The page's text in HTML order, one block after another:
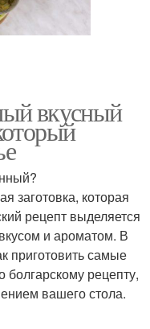
вкусный
заготовка, которая
рецепт выделяется
и ароматом. В
приготовить самые
рецепту,
вашего стола.